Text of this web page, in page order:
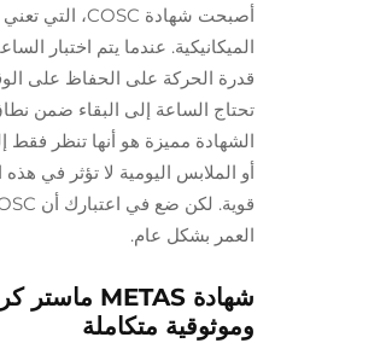
الشهادة مميزة هو أنها تنظر فقط
أو الملابس اليومية لا تؤثر في
العمر بشكل عام.
وموثوقية متكاملة